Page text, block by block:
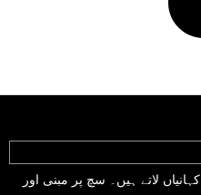
لاتے ہیں۔ سچ پر مبنی اور